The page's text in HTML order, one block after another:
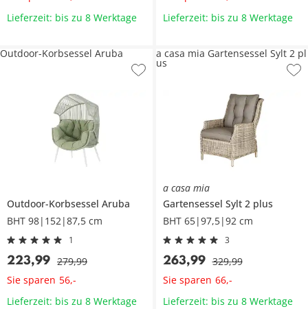
Lieferzeit: bis zu 8 Werktage
Lieferzeit: bis zu 8 Werktage
Outdoor-Korbsessel Aruba
BHT 98|152|87,5 cm
1
223,99 279,99
Sie sparen 56,-
Outdoor-Korbsessel Aruba
Lieferzeit: bis zu 8 Werktage
a casa mia
Gartensessel Sylt 2 plus
BHT 65|97,5|92 cm
3
263,99 329,99
Sie sparen 66,-
a casa mia Gartensessel Sylt 2 pl
us
Lieferzeit: bis zu 8 Werktage